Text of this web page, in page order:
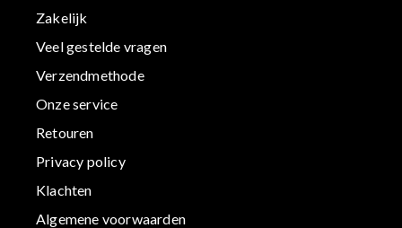
Zakelijk
Veel gestelde vragen
Verzendmethode
Onze service
Retouren
Privacy policy
Klachten
Algemene voorwaarden